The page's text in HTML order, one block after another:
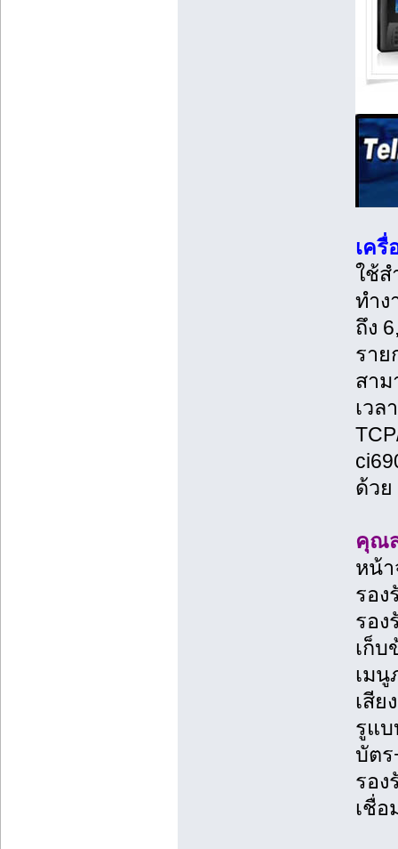
เครื่
ใช้ส
ทำง
ถึง
ราย
สาม
เวล
ด้วย
คุณ
หน้า
รอง
รอง
เก็บ
เมนู
เสีย
รูแบ
บัตร
รอง
เชื่อ